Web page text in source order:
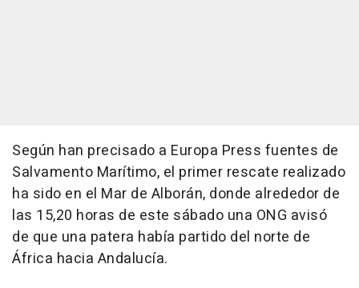
Según han precisado a Europa Press fuentes de
Salvamento Marítimo, el primer rescate realizado
ha sido en el Mar de Alborán, donde alrededor de
las 15,20 horas de este sábado una ONG avisó
de que una patera había partido del norte de
África hacia Andalucía.